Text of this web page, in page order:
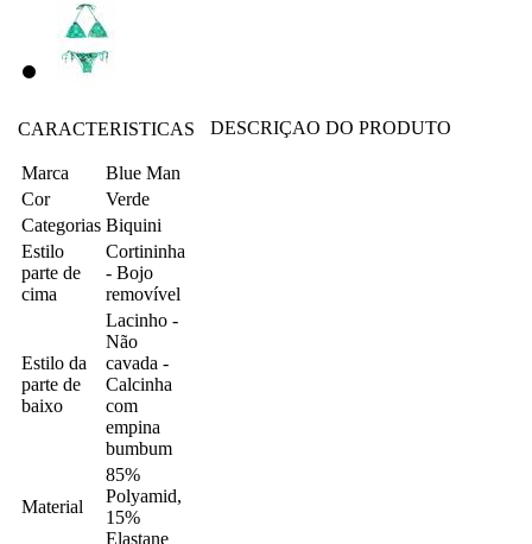
CARACTERISTICAS
Marca
Blue Man
Cor
Verde
Categorias Biquini
Estilo
parte de
cima
Cortininha
- Bojo
removível
Estilo da
parte de
baixo
Lacinho -
Não
cavada -
Calcinha
com
empina
bumbum
Material
85%
Polyamid,
15%
Elastane
DESCRIÇAO DO PRODUTO